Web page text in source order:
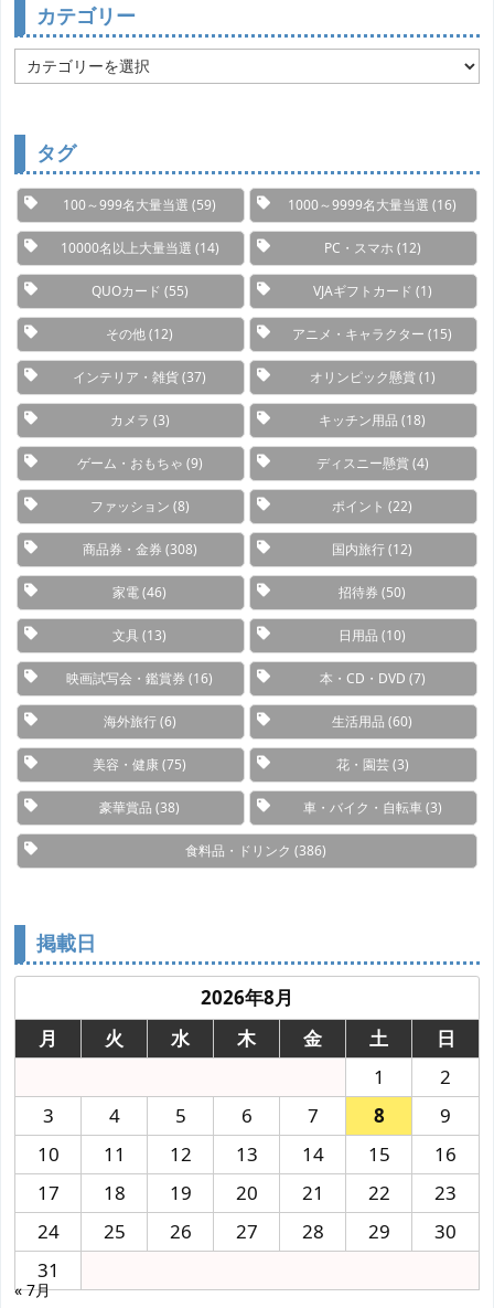
カテゴリー
テ
タグ
100～999名大量当選 (59) 1000～9999名大量当選 (16)
10000名以上大量当選 (14) PC・スマホ (12)
QUOカード (55) VJAギフトカード (1)
その他(12) アニメ・キャラクター (15)
インテリア・雑貨(37) オリンピック懸賞(1)
カメラ (3) キッチン用品 (18)
ゲーム・おもちゃ (9) ディスニー懸賞(4)
ファッション (8) ポイント (22)
商品券・金券 (308) 国内旅行(12)
家電(46) 招待券 (50)
文具 (13) 日用品 (10)
映画試写会・鑑賞券 (16) 本・CD・DVD (7)
海外旅行(6) 生活用品 (60)
美容・健康(75) 花・園芸(3)
豪華賞品 (38) 車・バイク・自転車(3)
食料品・ドリンク (386)
掲載日
2026年8月
月
火 水 木 金 土
日
1
2
3
4 5 6 7 8
9
10
11 12 13 14 15
16
17
18 19 20 21 22
23
24
25 26 27 28 29
30
31
« 7月